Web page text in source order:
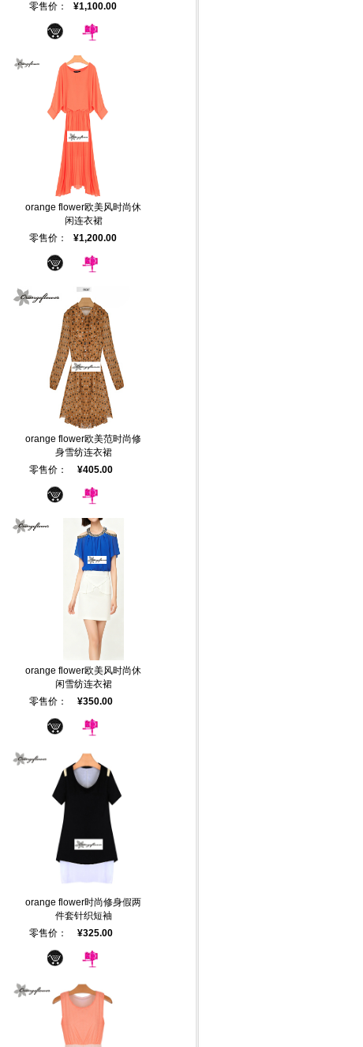
零售价：
¥1,100.00
orange flower欧美风时尚休
闲连衣裙
零售价：
¥1,200.00
orange flower欧美范时尚修
身雪纺连衣裙
零售价：
¥405.00
orange flower欧美风时尚休
闲雪纺连衣裙
零售价：
¥350.00
orange flower时尚修身假两
件套针织短袖
零售价：
¥325.00